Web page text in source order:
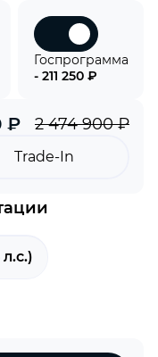
Госпрограмма
- 211 250 ₽
₽ 2 474 900 ₽
Trade-In
л.с.)